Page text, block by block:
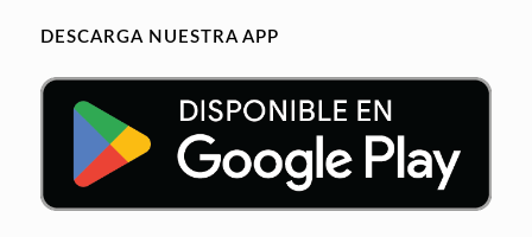
DESCARGA NUESTRA APP